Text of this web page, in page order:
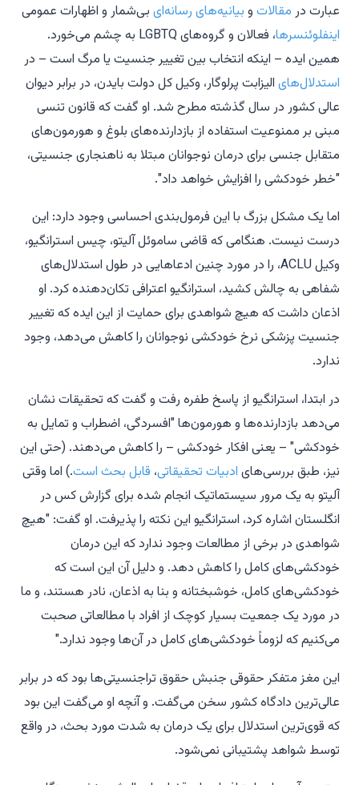
عبارت در مقالات و بیانیه‌های رسانه‌ای بی‌شمار و اظهارات عمومی
اینفلوئنسرها
، فعالان و گروه‌های LGBTQ به چشم می‌خورد.
همین ایده – اینکه انتخاب بین تغییر جنسیت یا مرگ است – در
استدلال‌های الیزابت پرلوگار، وکیل کل دولت بایدن، در برابر دیوان
عالی کشور در سال گذشته مطرح شد. او گفت که قانون تنسی
مبنی بر ممنوعیت استفاده از بازدارنده‌های بلوغ و هورمون‌های
متقابل جنسی برای درمان نوجوانان مبتلا به ناهنجاری جنسیتی،
"خطر خودکشی را افزایش خواهد داد".
اما یک مشکل بزرگ با این فرمول‌بندی احساسی وجود دارد: این
درست نیست. هنگامی که قاضی ساموئل آلیتو، چیس استرانگیو،
وکیل ACLU، را در مورد چنین ادعاهایی در طول استدلال‌های
شفاهی به چالش کشید، استرانگیو اعترافی تکان‌دهنده کرد. او
اذعان داشت که هیچ شواهدی برای حمایت از این ایده که تغییر
جنسیت پزشکی نرخ خودکشی نوجوانان را کاهش می‌دهد، وجود
ندارد.
در ابتدا، استرانگیو از پاسخ طفره رفت و گفت که تحقیقات نشان
می‌دهد بازدارنده‌ها و هورمون‌ها "افسردگی، اضطراب و تمایل به
خودکشی" – یعنی افکار خودکشی – را کاهش می‌دهند. (حتی این
نیز، طبق بررسی‌های ادبیات تحقیقاتی، قابل بحث است.) اما وقتی
آلیتو به یک مرور سیستماتیک انجام شده برای گزارش کس در
انگلستان اشاره کرد، استرانگیو این نکته را پذیرفت. او گفت: "هیچ
شواهدی در برخی از مطالعات وجود ندارد که این درمان
خودکشی‌های کامل را کاهش دهد. و دلیل آن این است که
خودکشی‌های کامل، خوشبختانه و بنا به اذعان، نادر هستند، و ما
در مورد یک جمعیت بسیار کوچک از افراد با مطالعاتی صحبت
می‌کنیم که لزوماً خودکشی‌های کامل در آن‌ها وجود ندارد."
این مغز متفکر حقوقی جنبش حقوق تراجنسیتی‌ها بود که در برابر
عالی‌ترین دادگاه کشور سخن می‌گفت. و آنچه او می‌گفت این بود
که قوی‌ترین استدلال برای یک درمان به شدت مورد بحث، در واقع
توسط شواهد پشتیبانی نمی‌شود.